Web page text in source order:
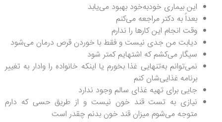
این بیماری خودبه‌خود بهبود می‌یابد
بعداً به دکتر مراجعه می‌کنم
وقت انجام این کارها را ندارم
دیابت من جدی نیست و فقط با خوردن قرص درمان می‌شود
سیگار می‌کشم که اشتهایم کمتر شود
نمی‌توانم به‌تنهایی غذا بخورم یا اینکه خانواده را وادار به تغییر
برنامه غذایی‌شان کنم
جایی برای تهیه غذای سالم وجود ندارد
نیازی به تست قند خون نیست و از طریق حسی که دارم
متوجه می‌شوم میزان قند خون بدنم چقدر است